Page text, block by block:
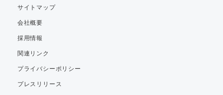
サイトマップ
会社概要
採用情報
関連リンク
プライバシーポリシー
プレスリリース